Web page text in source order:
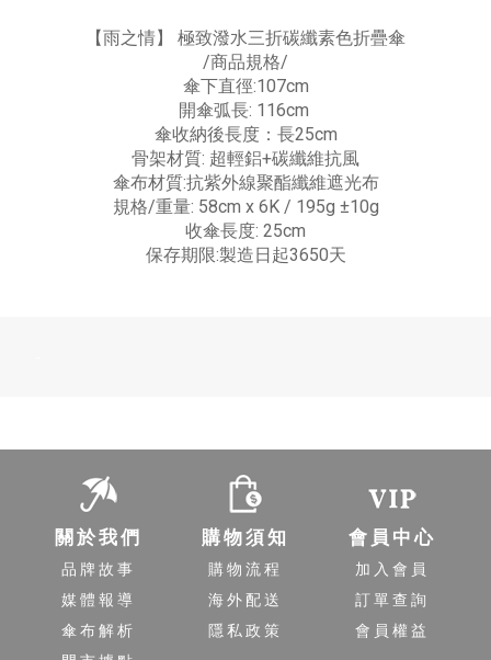
【雨之情】 極致潑水三折碳纖素色折疊傘
/商品規格/
傘下直徑:107cm
開傘弧長: 116cm
傘收納後長度：長25cm
骨架材質: 超輕鋁+碳纖維抗風
傘布材質:抗紫外線聚酯纖維遮光布
規格/重量: 58cm x 6K / 195g ±10g
收傘長度: 25cm
保存期限:製造日起3650天
關於我們
品牌故事
媒體報導
傘布解析
購物須知
購物流程
海外配送
隱私政策
會員中心
加入會員
訂單查詢
會員權益